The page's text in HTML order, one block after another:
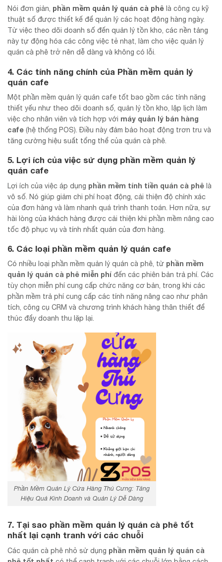
Nói đơn giản, phần mềm quản lý quán cà phê là công cụ kỹ
thuật số được thiết kế để quản lý các hoạt động hàng ngày.
Từ việc theo dõi doanh số đến quản lý tồn kho, các nền tảng
này tự động hóa các công việc tẻ nhạt, làm cho việc quản lý
quán cà phê trở nên dễ dàng và không có lỗi.
4. Các tính năng chính của Phần mềm quản lý
quán cafe
Một phần mềm quản lý quán cafe tốt bao gồm các tính năng
thiết yếu như theo dõi doanh số, quản lý tồn kho, lập lịch làm
việc cho nhân viên và tích hợp với máy quản lý bán hàng
cafe (hệ thống POS). Điều này đảm bảo hoạt động trơn tru và
tăng cường hiệu suất tổng thể của quán cà phê.
5. Lợi ích của việc sử dụng phần mềm quản lý
quán cafe
Lợi ích của việc áp dụng phần mềm tính tiền quán cà phê là
vô số. Nó giúp giảm chi phí hoạt động, cải thiện độ chính xác
của đơn hàng và làm nhanh quá trình thanh toán. Hơn nữa, sự
hài lòng của khách hàng được cải thiện khi phần mềm nâng cao
tốc độ phục vụ và tính nhất quán của đơn hàng.
6. Các loại phần mềm quản lý quán cafe
Có nhiều loại phần mềm quản lý quán cà phê, từ phần mềm
quản lý quán cà phê miễn phí đến các phiên bản trả phí. Các
tùy chọn miễn phí cung cấp chức năng cơ bản, trong khi các
phần mềm trả phí cung cấp các tính năng nâng cao như phân
tích, công cụ CRM và chương trình khách hàng thân thiết để
thúc đẩy doanh thu lặp lại.
Phần Mềm Quản Lý Cửa Hàng Thú Cưng: Tăng
Hiệu Quả Kinh Doanh và Quản Lý Dễ Dàng
7. Tại sao phần mềm quản lý quán cà phê tốt
nhất lại cạnh tranh với các chuỗi
Các quán cà phê nhỏ sử dụng phần mềm quản lý quán cà